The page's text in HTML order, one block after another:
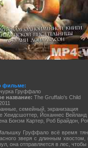
фильме:
Груффало
название: The Gruffalo's Child
семейный, экранизация
Хеидсшоттер, Йоханнес Вейланд
Бонэм Картер, Роб Брайдон,
Груффало всё время
зверя с длинным
она отправляется в лес,